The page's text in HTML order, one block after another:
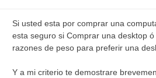
Si usted esta por comprar una
esta seguro si Comprar una desktop
razones de peso para preferir una
Y a mi criterio te demostrare